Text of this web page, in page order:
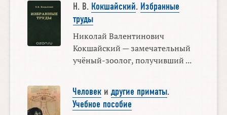
Н. В. Кокшайский. Избранные
труды
Николай Валентинович
Кокшайский — замечательный
учёный-зоолог, получивший ...
Человеки другие приматы.
Учебное пособие